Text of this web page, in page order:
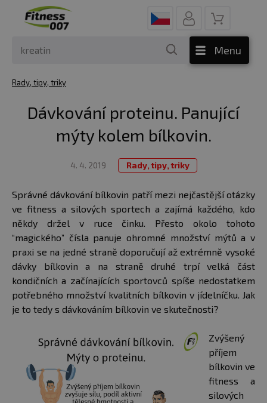
Menu
Rady, tipy, triky
Dávkování proteinu. Panující
mýty kolem bílkovin.
4. 4. 2019 Rady, tipy, triky
Správné dávkování bílkovin patří mezi nejčastější otázky
ve fitness a silových sportech a zajímá každého, kdo
někdy držel v ruce činku. Přesto okolo tohoto
“magického” čísla panuje ohromné množství mýtů a v
praxi se na jedné straně doporučují až extrémně vysoké
dávky bílkovin a na straně druhé trpí velká část
kondičních a začínajících sportovců spíše nedostatkem
potřebného množství kvalitních bílkovin v jídelníčku. Jak
je to tedy s dávkováním bílkovin ve skutečnosti?
Zvýšený
příjem
bílkovin ve
fitness a
silových